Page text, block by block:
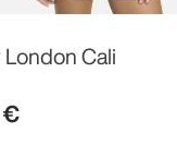
Cali
€